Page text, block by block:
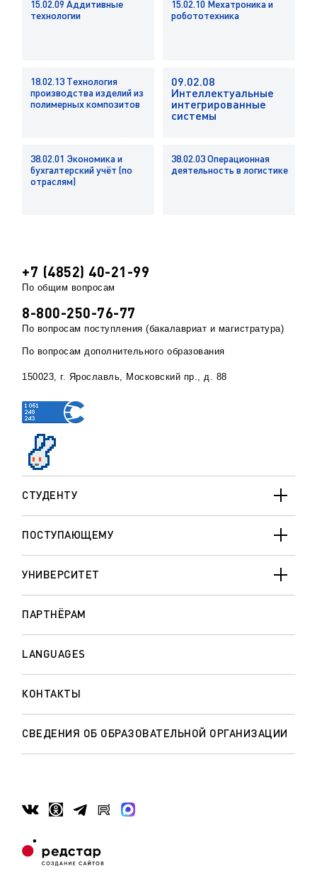
15.02.09 Аддитивные
технологии
15.02.10 Мехатроникаи
робототехника
18.02.13 Технология
производстваизделийиз
полимерныхкомпозитов
09.02.08
Интеллектуальные
интегрированные
системы
38.02.01 Экономикаи
бухгалтерскийучёт (по
отраслям)
38.02.03Операционная
деятельность в логистике
СТУДЕНТУ
ПОСТУПАЮЩЕМУ
УНИВЕРСИТЕТ
ПАРТНЁРАМ
LANGUAGES
КОНТАКТЫ
СВЕДЕНИЯ ОБ ОБРАЗОВАТЕЛЬНОЙ ОРГАНИЗАЦИИ
+7 (4852) 40-21-99
По общим вопросам
8-800-250-76-77
По вопросам поступления (бакалавриат и магистратура)
По вопросам дополнительного образования
150023, г. Ярославль, Московский пр., д. 88